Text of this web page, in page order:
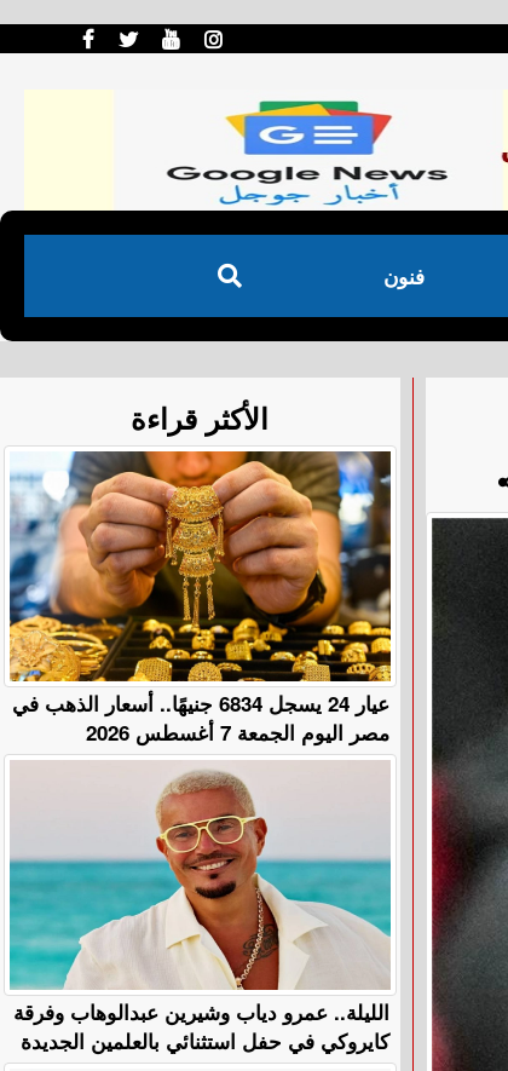
فنون
الأكثر قراءة
عيار 24 يسجل 6834 جنيهًا.. أسعار الذهب في
مصر اليوم الجمعة 7 أغسطس 2026
الليلة.. عمرو دياب وشيرين عبدالوهاب وفرقة
كايروكي في حفل استثنائي بالعلمين الجديدة